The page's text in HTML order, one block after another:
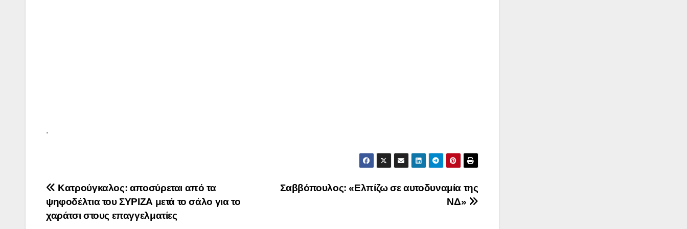
.
Πλοήγηση
άρθρων
Σαββόπουλος: «Ελπίζω σε αυτοδυναμία της
ΝΔ»
Κατρούγκαλος: αποσύρεται από τα
ψηφοδέλτια του ΣΥΡΙΖΑ μετά το σάλο για το
χαράτσι στους επαγγελματίες